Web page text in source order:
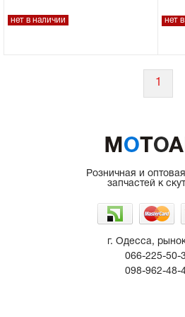
Сцепное устройство, шплинт
Элементы управления, тросики на
Навесное и запчасти к нему
нет в наличии нет
Розничная и
запчастей к
г. Одесса,
066-225-50-
098-962-48-